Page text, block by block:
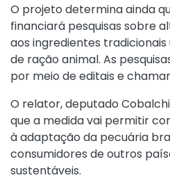
O projeto determina ainda
financiará pesquisas sobre
aos ingredientes
de ração animal. As
por meio de editais e
O relator, deputado
que a medida vai permitir
à adaptação da pecuária
consumidores de outros
sustentáveis.